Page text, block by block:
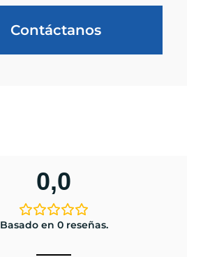
Contáctanos
0,0
Basado en 0 reseñas.